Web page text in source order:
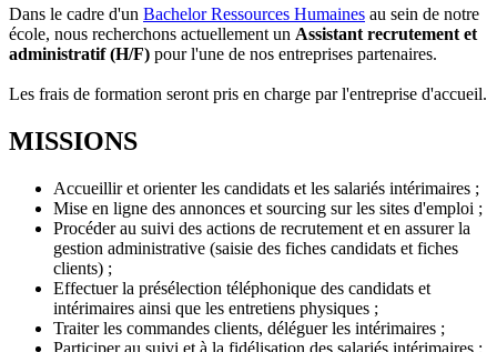
Dans le cadre d'un Bachelor Ressources Humaines au sein de notre
école, nous recherchons actuellement un Assistant recrutement et
administratif (H/F) pour l'une de nos entreprises partenaires.
Les frais de formation seront pris en charge par l'entreprise d'accueil.
MISSIONS
Accueillir et orienter les candidats et les salariés intérimaires ;
Mise en ligne des annonces et sourcing sur les sites d'emploi ;
Procéder au suivi des actions de recrutement et en assurer la
gestion administrative (saisie des fiches candidats et fiches
clients) ;
Effectuer la présélection téléphonique des candidats et
intérimaires ainsi que les entretiens physiques ;
Traiter les commandes clients, déléguer les intérimaires ;